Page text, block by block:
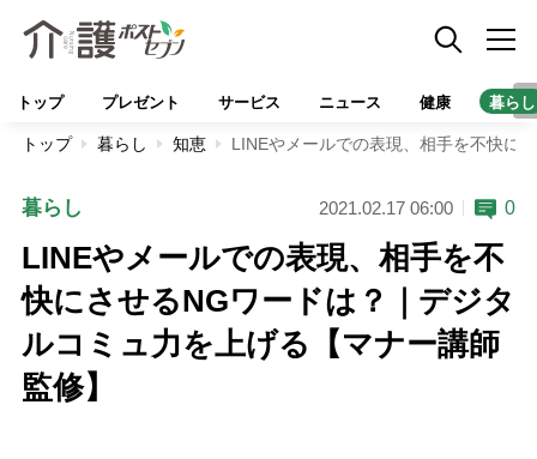
トップ プレゼント サービス ニュース 健康 暮らし
トップ 暮らし 知恵 LINEやメールでの表現、相手を不快に
暮らし 2021.02.17 06:00 0
LINEやメールでの表現、相手を不
快にさせるNGワードは？｜デジタ
ルコミュ力を上げる【マナー講師
監修】